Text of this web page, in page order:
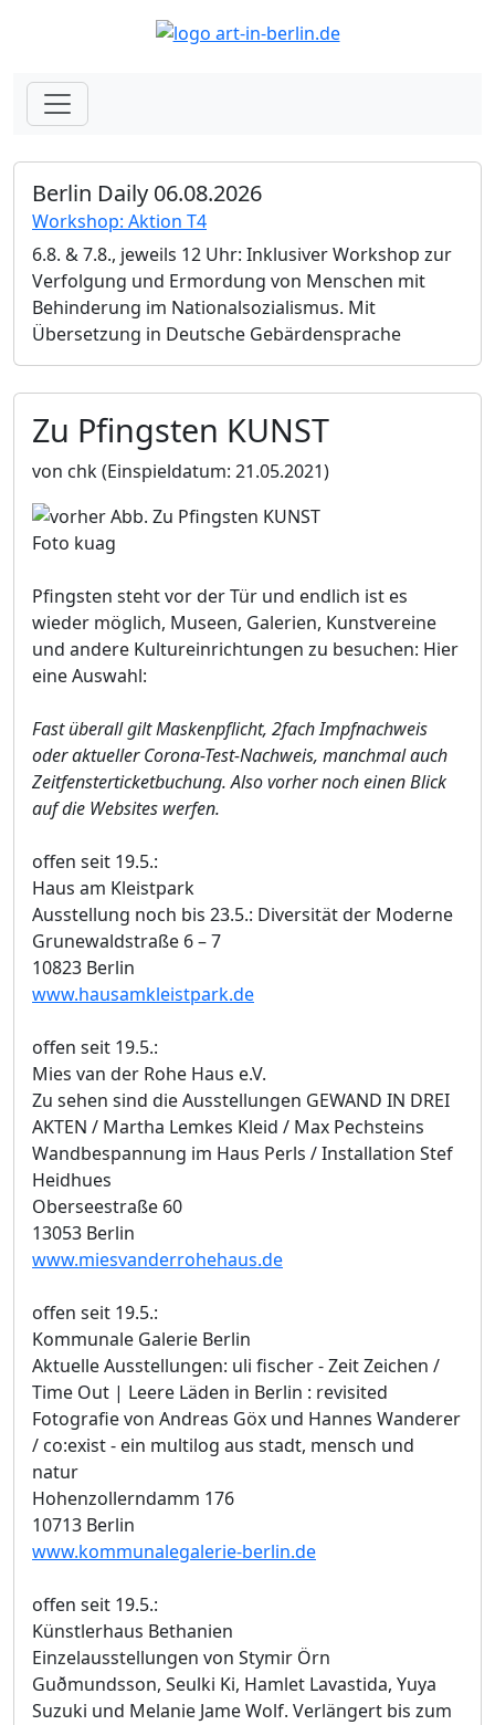
Berlin Daily 06.08.2026
Workshop: Aktion T4
6.8. & 7.8., jeweils 12 Uhr: Inklusiver Workshop zur
Verfolgung und Ermordung von Menschen mit
Behinderung im Nationalsozialismus. Mit
Übersetzung in Deutsche Gebärdensprache
Zu Pfingsten KUNST
von chk(Einspieldatum: 21.05.2021)
Foto kuag
Pfingsten steht vor der Tür und endlich ist es
wieder möglich, Museen, Galerien, Kunstvereine
und andere Kultureinrichtungen zu besuchen: Hier
eine Auswahl:
Fast überall gilt Maskenpflicht, 2fach Impfnachweis
oder aktueller Corona-Test-Nachweis, manchmal auch
Zeitfensterticketbuchung. Also vorher noch einen Blick
auf die Websites werfen.
offen seit 19.5.:
Haus am Kleistpark
Ausstellung noch bis 23.5.: Diversität der Moderne
Grunewaldstraße 6 – 7
10823 Berlin
www.hausamkleistpark.de
offen seit 19.5.:
Mies van der Rohe Haus e.V.
Zu sehen sind die Ausstellungen GEWAND IN DREI
AKTEN / Martha Lemkes Kleid / Max Pechsteins
Wandbespannung im Haus Perls / Installation Stef
Heidhues
Oberseestraße 60
13053 Berlin
www.miesvanderrohehaus.de
offen seit 19.5.:
Kommunale Galerie Berlin
Aktuelle Ausstellungen: uli fischer - Zeit Zeichen /
Time Out | Leere Läden in Berlin : revisited
Fotografie von Andreas Göx und Hannes Wanderer
/ co:exist - ein multilog aus stadt, mensch und
natur
Hohenzollerndamm 176
10713 Berlin
www.kommunalegalerie-berlin.de
offen seit 19.5.:
Künstlerhaus Bethanien
Einzelausstellungen von Stymir Örn
Guðmundsson, Seulki Ki, Hamlet Lavastida, Yuya
Suzuki und Melanie Jame Wolf. Verlängert bis zum